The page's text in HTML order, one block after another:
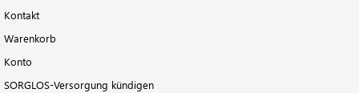
Kontakt
Warenkorb
Konto
SORGLOS-Versorgung kündigen